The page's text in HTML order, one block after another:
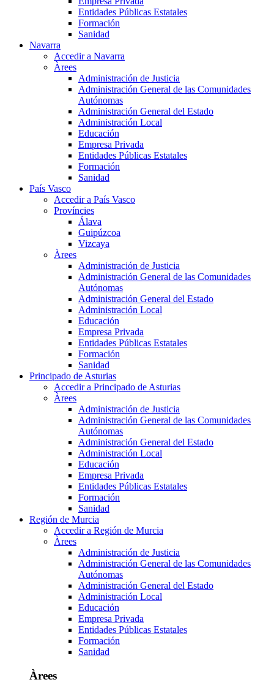
Entidades Públicas Estatales
Formación
Sanidad
Navarra
Accedir a Navarra
Àrees
Administración de Justicia
Administración General de las Comunidades
Autónomas
Administración General del Estado
Administración Local
Educación
Empresa Privada
Entidades Públicas Estatales
Formación
Sanidad
País Vasco
Accedir a País Vasco
Províncies
Álava
Guipúzcoa
Vizcaya
Àrees
Administración de Justicia
Administración General de las Comunidades
Autónomas
Administración General del Estado
Administración Local
Educación
Empresa Privada
Entidades Públicas Estatales
Formación
Sanidad
Principado de Asturias
Accedir a Principado de Asturias
Àrees
Administración de Justicia
Administración General de las Comunidades
Autónomas
Administración General del Estado
Administración Local
Educación
Empresa Privada
Entidades Públicas Estatales
Formación
Sanidad
Región de Murcia
Accedir a Región de Murcia
Àrees
Administración de Justicia
Administración General de las Comunidades
Autónomas
Administración General del Estado
Administración Local
Educación
Empresa Privada
Entidades Públicas Estatales
Formación
Sanidad
Àrees